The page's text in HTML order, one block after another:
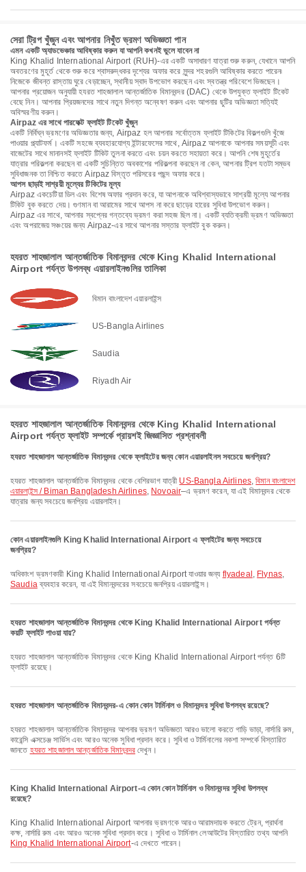
সেরা ট্রিপ খুঁজুন এবং আপনার নিখুঁত ভ্রমণ অভিজ্ঞতা পান
এমন একটি অ্যাডভেঞ্চার আবিষ্কার করুন যা আপনি কখনই ভুলে যাবেন না
King Khalid International Airport (RUH)-এর একটি অসাধারণ যাত্রা শুরু করুন, যেখানে আপনি
অবতরণের মুহূর্ত থেকে শুরু করে শ্বাসরুদ্ধকর দৃশ্যের অফার করে সুন্দর শহরগুলি আবিষ্কার করতে পারেন৷
নিজেকে জীবন্ত রাস্তায় ঘুরে বেড়াচ্ছেন, স্থানীয় স্বাদ উপভোগ করছেন এবং স্বতন্ত্র পরিবেশে ভিজছেন।
আপনার প্রয়োজন অনুযায়ী হযরত শাহজালাল আন্তর্জাতিক বিমানবন্দর (DAC) থেকে উপযুক্ত ফ্লাইট টিকেট
বেছে নিন। আপনার প্রিয়জনদের সাথে নতুন দিগন্ত অন্বেষণ করুন এবং আপনার ছুটির অভিজ্ঞতা সত্যিই
অবিস্মরণীয় করুন।
Airpaz এর সাথে পারফেক্ট ফ্লাইট টিকেট খুঁজুন
একটি নির্বিঘ্ন ভ্রমণের অভিজ্ঞতার জন্য, Airpaz হল আপনার সর্বোত্তম ফ্লাইট টিকিটের বিকল্পগুলি খুঁজে
পাওয়ার প্ল্যাটফর্ম। একটি সহজে ব্যবহারযোগ্য ইন্টারফেসের সাথে, Airpaz আপনাকে আপনার সময়সূচী এবং
বাজেটের সাথে মানানসই ফ্লাইট টিকিট তুলনা করতে এবং চয়ন করতে সহায়তা করে। আপনি শেষ মুহূর্তের
যাত্রার পরিকল্পনা করছেন বা একটি সুচিন্তিত অবকাশের পরিকল্পনা করছেন না কেন, আপনার ট্রিপ যতটা সম্ভব
সুবিধাজনক তা নিশ্চিত করতে Airpaz বিস্তৃত পরিসরের পছন্দ অফার করে।
আপস ছাড়াই সাশ্রয়ী মূল্যের টিকিটের মূল্য
Airpaz একচেটিয়া ডিল এবং বিশেষ অফার প্রদান করে, যা আপনাকে অবিশ্বাস্যভাবে সাশ্রয়ী মূল্যে আপনার
টিকিট বুক করতে দেয়। গুণমান বা আরামের সাথে আপস না করে ছাড়ের হারের সুবিধা উপভোগ করুন।
Airpaz এর সাথে, আপনার স্বপ্নের গন্তব্যে ভ্রমণ করা সহজ ছিল না। একটি ব্যতিক্রমী ভ্রমণ অভিজ্ঞতা
এবং অপরাজেয় সঞ্চয়ের জন্য Airpaz-এর সাথে আপনার সস্তার ফ্লাইট বুক করুন।
হযরত শাহজালাল আন্তর্জাতিক বিমানবন্দর থেকে King Khalid International
Airport পর্যন্ত উপলব্ধ এয়ারলাইনগুলির তালিকা
বিমান বাংলাদেশ এয়ারলাইন্স
US-Bangla Airlines
Saudia
Riyadh Air
হযরত শাহজালাল আন্তর্জাতিক বিমানবন্দর থেকে King Khalid International
Airport পর্যন্ত ফ্লাইট সম্পর্কে প্রায়শই জিজ্ঞাসিত প্রশ্নাবলী
হযরত শাহজালাল আন্তর্জাতিক বিমানবন্দর থেকে ফ্লাইটের জন্য কোন এয়ারলাইনস সবচেয়ে জনপ্রিয়?
হযরত শাহজালাল আন্তর্জাতিক বিমানবন্দর থেকে বেশিরভাগ যাত্রী US-Bangla Airlines,বিমান বাংলাদেশ
এয়ারলাইন্স / Biman Bangladesh Airlines, Novoair–এ ভ্রমণ করেন, যা এই বিমানবন্দর থেকে
যাত্রার জন্য সবচেয়ে জনপ্রিয় এয়ারলাইন।
কোন এয়ারলাইনগুলি King Khalid International Airport এ ফ্লাইটের জন্য সবচেয়ে
জনপ্রিয়?
অধিকাংশ ভ্রমণকারী King Khalid International Airport যাওয়ার জন্য flyadeal , Flynas,
Saudiaব্যবহার করেন, যা এই বিমানবন্দরের সবচেয়ে জনপ্রিয় এয়ারলাইন্স।
হযরত শাহজালাল আন্তর্জাতিক বিমানবন্দর থেকে King Khalid International Airport পর্যন্ত
কয়টি ফ্লাইট পাওয়া যায়?
হযরত শাহজালাল আন্তর্জাতিক বিমানবন্দর থেকে King Khalid International Airport পর্যন্ত 6টি
ফ্লাইট রয়েছে।
হযরত শাহজালাল আন্তর্জাতিক বিমানবন্দর-এ কোন কোন টার্মিনাল ও বিমানবন্দর সুবিধা উপলব্ধ রয়েছে?
হযরত শাহজালাল আন্তর্জাতিক বিমানবন্দর আপনার ভ্রমণ অভিজ্ঞতা আরও ভালো করতে গাড়ি ভাড়া, নার্সারি রুম,
কারেন্সি এক্সচেঞ্জ সার্ভিস এবং আরও অনেক সুবিধা প্রদান করে। সুবিধা ও টার্মিনালের নকশা সম্পর্কে বিস্তারিত
জানতে হযরত শাহজালাল আন্তর্জাতিক বিমানবন্দর দেখুন।
King Khalid International Airport-এ কোন কোন টার্মিনাল ও বিমানবন্দর সুবিধা উপলব্ধ
রয়েছে?
King Khalid International Airport আপনার ভ্রমণকে আরও আরামদায়ক করতে ট্রেন, প্রার্থনা
কক্ষ, নার্সারি রুম এবং আরও অনেক সুবিধা প্রদান করে। সুবিধা ও টার্মিনাল লেআউটের বিস্তারিত তথ্য আপনি
King Khalid International Airport-এ দেখতে পারেন।